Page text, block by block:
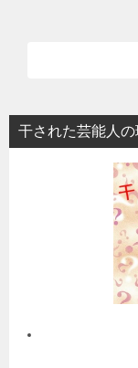
干された芸能人の